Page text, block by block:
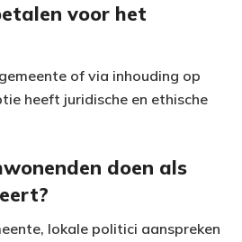
voor het
of via inhouding op
heeft juridische en ethische
doen als
lokale politici aanspreken